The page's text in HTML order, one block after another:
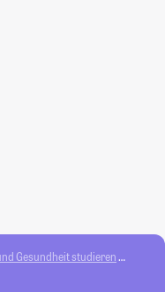
Gesundheit studieren